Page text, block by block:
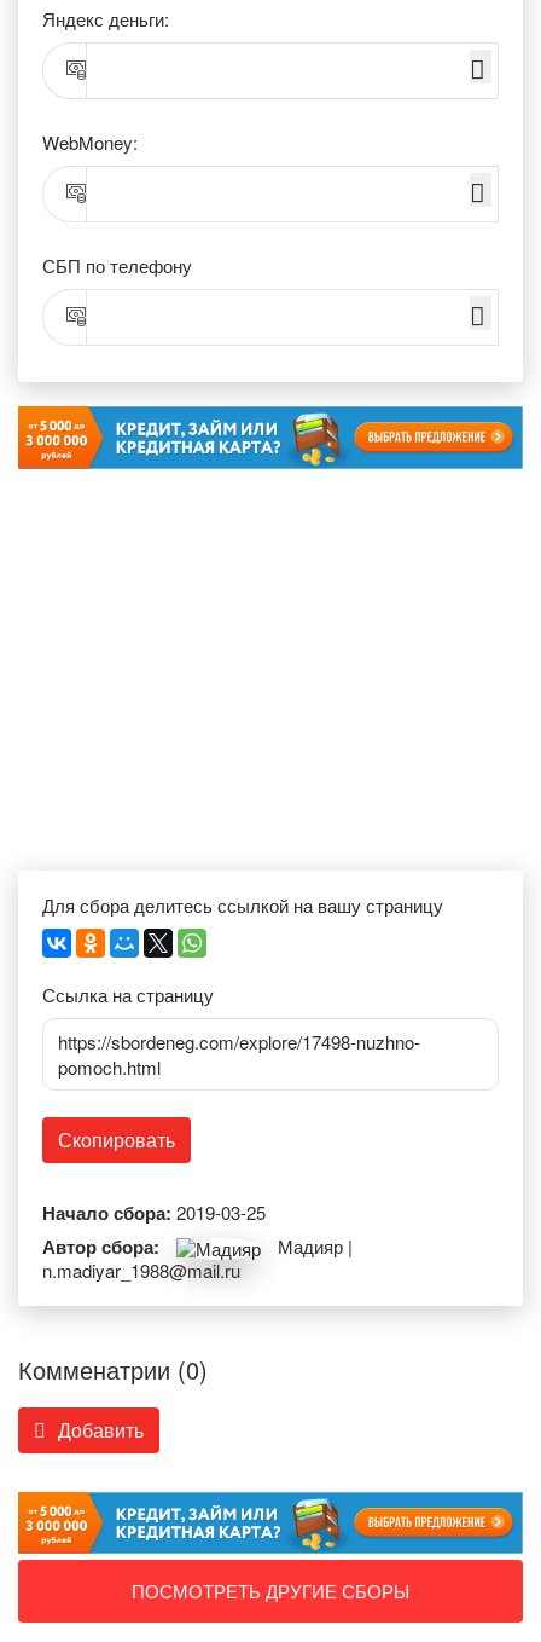
Яндекс деньги:
WebMoney:
СБП по телефону
Для сбора делитесь ссылкой на вашу страницу
Ссылка на страницу
https://sbordeneg.com/explore/17498-nuzhno-
pomoch.html
Скопировать
Начало сбора: 2019-03-25
Автор сбора:
Мадияр |
n.madiyar_1988@mail.ru
Комменатрии (0)
Добавить
ПОСМОТРЕТЬ ДРУГИЕ СБОРЫ